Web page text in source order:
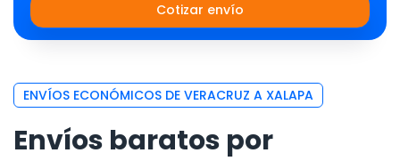
Cotizar envío
ENVÍOS ECONÓMICOS DE VERACRUZ A XALAPA
Envíos baratos por